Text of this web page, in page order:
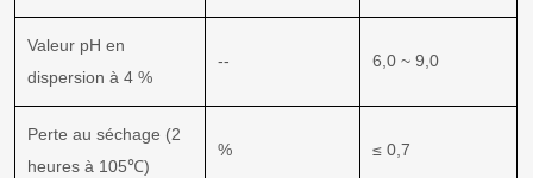
Valeur pH en
dispersion à 4 %
-- 6,0 ~ 9,0
Perte au séchage (2
heures à 105℃)
% ≤ 0,7